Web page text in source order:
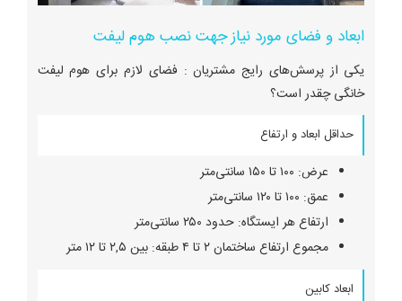
ابعاد و فضای مورد نیاز جهت نصب هوم لیفت
یکی از پرسش‌های رایج مشتریان : فضای لازم برای هوم لیفت
خانگی چقدر است؟
حداقل ابعاد و ارتفاع
عرض: ۱۰۰ تا ۱۵۰ سانتی‌متر
عمق: ۱۰۰ تا ۱۲۰ سانتی‌متر
ارتفاع هر ایستگاه: حدود ۲۵۰ سانتی‌متر
مجموع ارتفاع ساختمان ۲ تا ۴ طبقه: بین ۲,۵ تا ۱۲ متر
ابعاد کابین